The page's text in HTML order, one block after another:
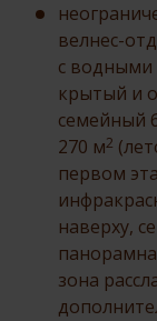
велнес-
с водными
крытый и
семейный
270 м2
первом
наверху,
зона